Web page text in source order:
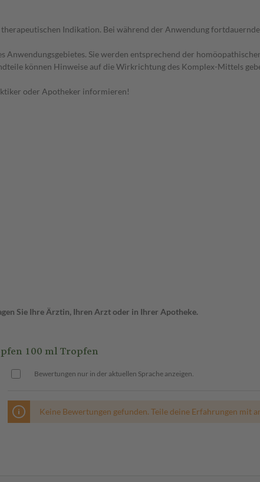
Indikation. Bei während der Anwendung
Anwendungsgebietes. Sie werden entsprechend der
können Hinweise auf die Wirkrichtung des Komplex-Mittels
oder Apotheker informieren!
Sie Ihre Ärztin, Ihren Arzt oder in Ihrer Apotheke.
100 ml Tropfen
Bewertungen nur in der aktuellen Sprache anzeigen.
Keine Bewertungen gefunden. Teile deine Erfahrungen mit